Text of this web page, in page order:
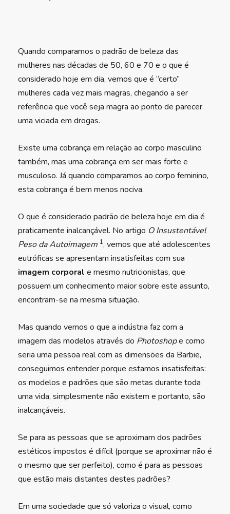
Quando comparamos o padrão de beleza das
mulheres nas décadas de 50, 60 e 70 e o que é
considerado hoje em dia, vemos que é “certo”
mulheres cada vez mais magras, chegando a ser
referência que você seja magra ao ponto de parecer
uma viciada em drogas.
Existe uma cobrança em relação ao corpo masculino
também, mas uma cobrança em ser mais forte e
musculoso. Já quando comparamos ao corpo feminino,
esta cobrança é bem menos nociva.
O que é considerado padrão de beleza hoje em dia é
praticamente inalcançável. No artigo O Insustentável
Peso da Autoimagem 1, vemos que até adolescentes
eutróficas se apresentam insatisfeitas com sua
imagem corporal e mesmo nutricionistas, que
possuem um conhecimento maior sobre este assunto,
encontram-se na mesma situação.
Mas quando vemos o que a indústria faz com a
imagem das modelos através do Photoshope como
seria uma pessoa real com as dimensões da Barbie,
conseguimos entender porque estamos insatisfeitas:
os modelos e padrões que são metas durante toda
uma vida, simplesmente não existem e portanto, são
inalcançáveis.
Se para as pessoas que se aproximam dos padrões
estéticos impostos é difícil (porque se aproximar não é
o mesmo que ser perfeito), como é para as pessoas
que estão mais distantes destes padrões?
Em uma sociedade que só valoriza o visual, como